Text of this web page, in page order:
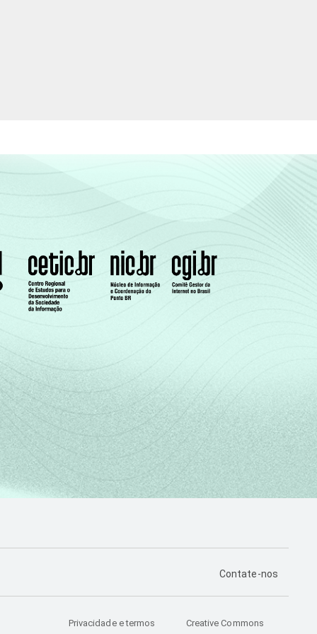
3
0
Dados coletados entre
PÁGINA DE
Contate-nos
Privacidade e termos Creative Commons